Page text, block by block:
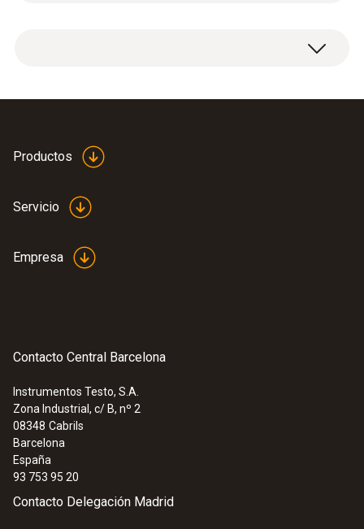
:0572 2031
189,29 €
Productos
Servicio
Empresa
Contacto Central Barcelona
Instrumentos Testo, S.A.
Zona Industrial, c/ B, nº 2
08348 Cabrils
Barcelona
España
93 753 95 20
Contacto Delegación Madrid